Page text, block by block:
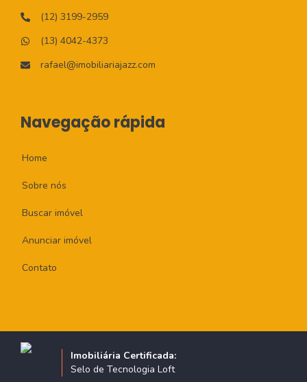
(12) 3199-2959
(13) 4042-4373
rafael@imobiliariajazz.com
Navegação rápida
Home
Sobre nós
Buscar imóvel
Anunciar imóvel
Contato
Imobiliária Certificada:
Selo de Tecnologia Loft